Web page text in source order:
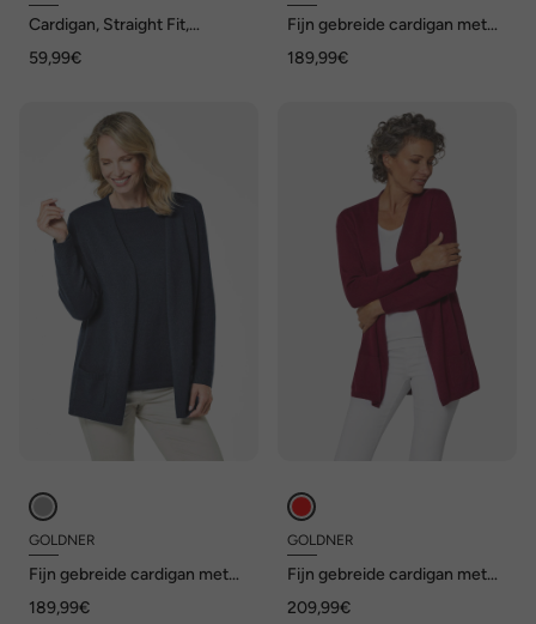
Cardigan, Straight Fit,
59,99€
Fijn gebreide cardigan met
189,99€
GOLDNER
Fijn gebreide cardigan met
189,99€
GOLDNER
Fijn gebreide cardigan met
209,99€